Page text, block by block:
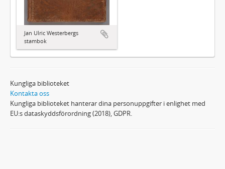
Jan Ulric Westerbergs
stambok
Kungliga biblioteket
Kontakta oss
Kungliga biblioteket hanterar dina personuppgifter i enlighet med
EU:s dataskyddsförordning (2018), GDPR.